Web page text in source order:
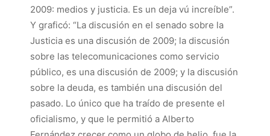
2009: medios y justicia. Es un deja vú increíble”.
Y graficó: “La discusión en el senado sobre la
Justicia es una discusión de 2009; la discusión
sobre las telecomunicaciones como servicio
público, es una discusión de 2009; y la discusión
sobre la deuda, es también una discusión del
pasado. Lo único que ha traído de presente el
oficialismo, y que le permitió a Alberto